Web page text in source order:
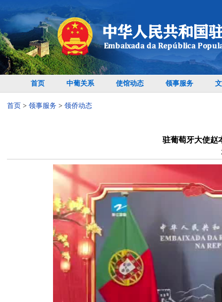
首页 中葡关系 使馆动态 领事服务
首页 > 领事服务 > 领侨动态
驻葡萄牙大使赵